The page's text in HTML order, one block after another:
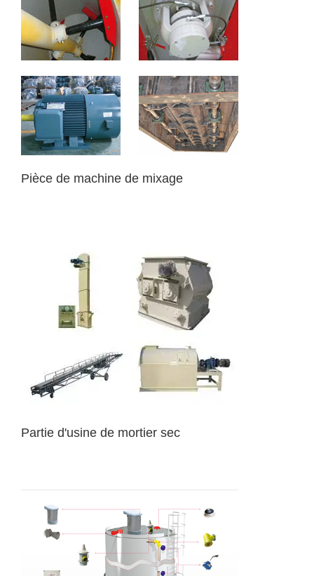
Pièce de machine de mixage
Partie d'usine de mortier sec